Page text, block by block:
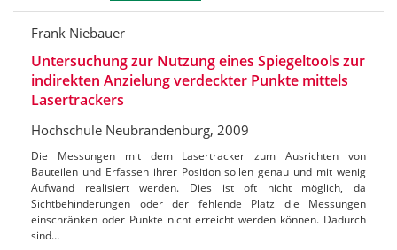
Frank Niebauer
Untersuchung zur Nutzung eines Spiegeltools zur
indirekten Anzielung verdeckter Punkte mittels
Lasertrackers
Hochschule Neubrandenburg, 2009
Die Messungen mit dem Lasertracker zum Ausrichten von
Bauteilen und Erfassen ihrer Position sollen genau und mit wenig
Aufwand realisiert werden. Dies ist oft nicht möglich, da
Sichtbehinderungen oder der fehlende Platz die Messungen
einschränken oder Punkte nicht erreicht werden können. Dadurch
sind…